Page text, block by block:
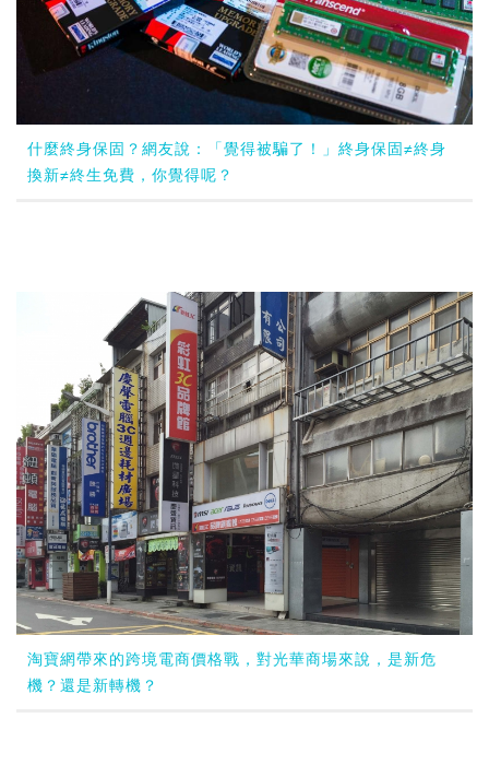
什麼終身保固？網友說：「覺得被騙了！」終身保固≠終身
換新≠終生免費，你覺得呢？
淘寶網帶來的跨境電商價格戰，對光華商場來說，是新危
機？還是新轉機？